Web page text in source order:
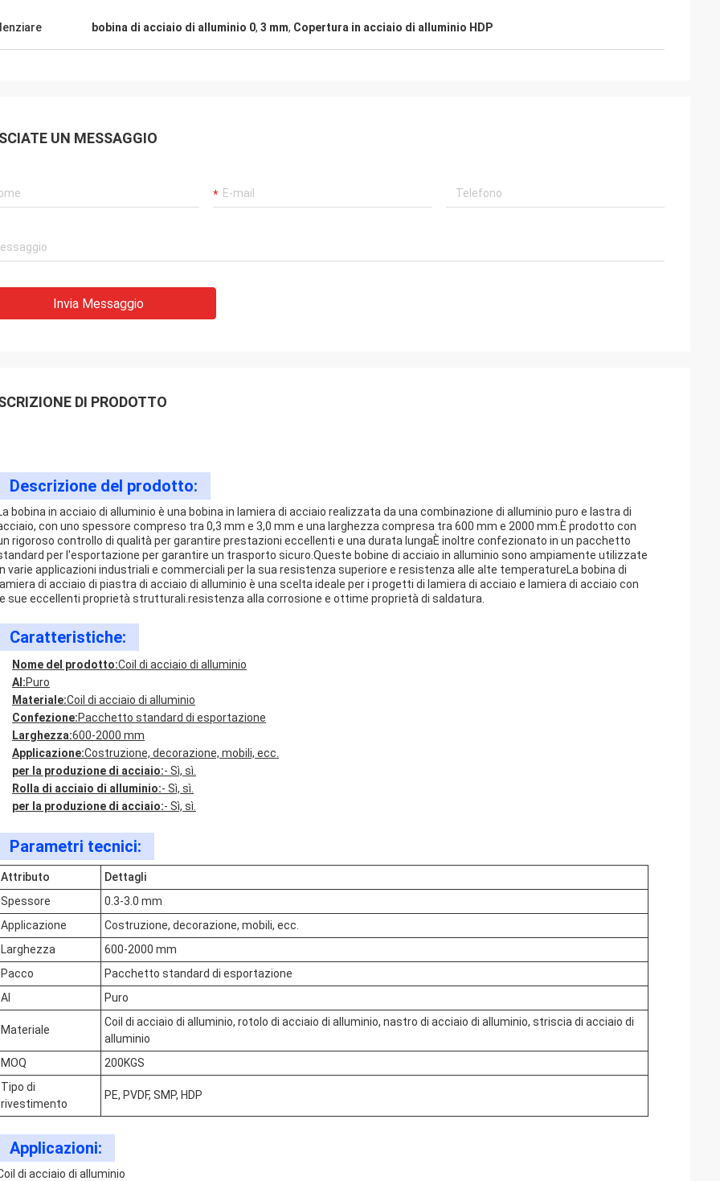
bobina di acciaio di alluminio 0, 3 mm, Copertura in acciaio di alluminio HDP
UN MESSAGGIO
Invia Messaggio
DI PRODOTTO
Descrizione del prodotto:
bobina in acciaio di alluminio è una bobina in lamiera di acciaio realizzata da una combinazione di alluminio puro e lastra di
con uno spessore compreso tra 0,3 mm e 3,0 mm e una larghezza compresa tra 600 mm e 2000 mm.È prodotto con
rigoroso controllo di qualità per garantire prestazioni eccellenti e una durata lungaÈ inoltre confezionato in un pacchetto
per l'esportazione per garantire un trasporto sicuro.Queste bobine di acciaio in alluminio sono ampiamente utilizzate
varie applicazioni industriali e commerciali per la sua resistenza superiore e resistenza alle alte temperatureLa bobina di
di acciaio di piastra di acciaio di alluminio è una scelta ideale per i progetti di lamiera di acciaio e lamiera di acciaio con
sue eccellenti proprietà strutturali.resistenza alla corrosione e ottime proprietà di saldatura.
Caratteristiche:
Nome del prodotto:Coil di acciaio di alluminio
Al:Puro
Materiale:Coil di acciaio di alluminio
Confezione:Pacchetto standard di esportazione
Larghezza:600-2000 mm
Applicazione:Costruzione, decorazione, mobili, ecc.
per la produzione di acciaio:- Sì, sì.
Rolla di acciaio di alluminio:- Sì, sì.
per la produzione di acciaio:- Sì, sì.
Parametri tecnici:
Attributo
Dettagli
Spessore
0.3-3.0 mm
Applicazione
Costruzione, decorazione, mobili, ecc.
Larghezza
600-2000 mm
Pacco
Pacchetto standard di esportazione
Al
Puro
Materiale
Coil di acciaio di alluminio, rotolo di acciaio di alluminio, nastro di acciaio di alluminio, striscia di acciaio di
alluminio
MOQ
200KGS
Tipo di
rivestimento
PE, PVDF, SMP, HDP
Applicazioni:
di acciaio di alluminio